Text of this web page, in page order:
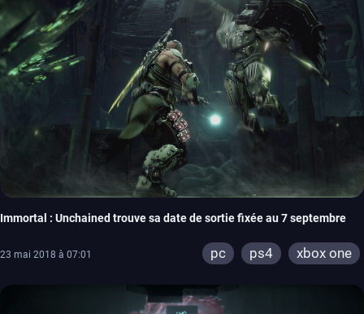
Immortal : Unchained trouve sa date de sortie fixée au 7 septembre
23 mai 2018 à 07:01 pc ps4 xbox one